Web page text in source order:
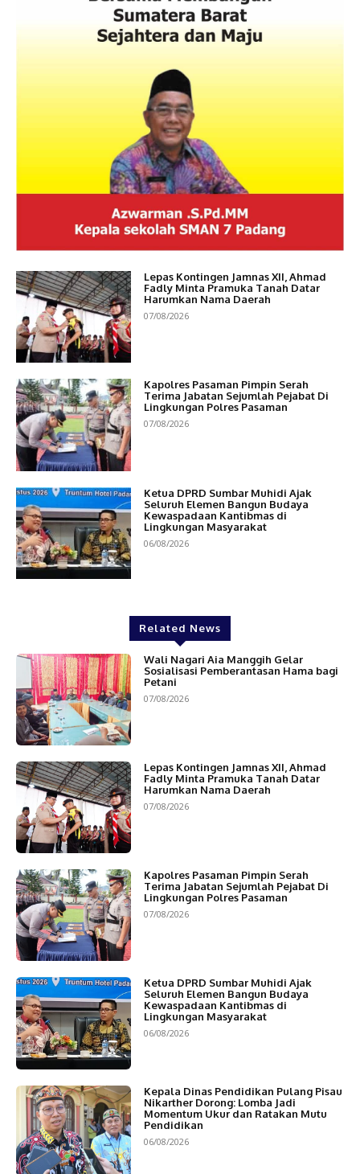
Lepas Kontingen Jamnas XII, Ahmad
Fadly Minta Pramuka Tanah Datar
Harumkan Nama Daerah
07/08/2026
Kapolres Pasaman Pimpin Serah
Terima Jabatan Sejumlah Pejabat Di
Lingkungan Polres Pasaman
07/08/2026
Ketua DPRD Sumbar Muhidi Ajak
Seluruh Elemen Bangun Budaya
Kewaspadaan Kantibmas di
Lingkungan Masyarakat
06/08/2026
Related News
Wali Nagari Aia Manggih Gelar
Sosialisasi Pemberantasan Hama bagi
Petani
07/08/2026
Lepas Kontingen Jamnas XII, Ahmad
Fadly Minta Pramuka Tanah Datar
Harumkan Nama Daerah
07/08/2026
Kapolres Pasaman Pimpin Serah
Terima Jabatan Sejumlah Pejabat Di
Lingkungan Polres Pasaman
07/08/2026
Ketua DPRD Sumbar Muhidi Ajak
Seluruh Elemen Bangun Budaya
Kewaspadaan Kantibmas di
Lingkungan Masyarakat
06/08/2026
Kepala Dinas Pendidikan Pulang Pisau
Nikarther Dorong: Lomba Jadi
Momentum Ukur dan Ratakan Mutu
Pendidikan
06/08/2026